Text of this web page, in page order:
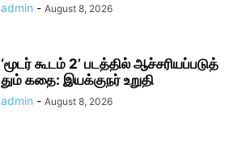
admin - August 8, 2026
‘மூடர் கூடம் 2’ படத்தில் ஆச்சரியப்படுத்​
தும் கதை: இயக்குநர் உறுதி
admin - August 8, 2026